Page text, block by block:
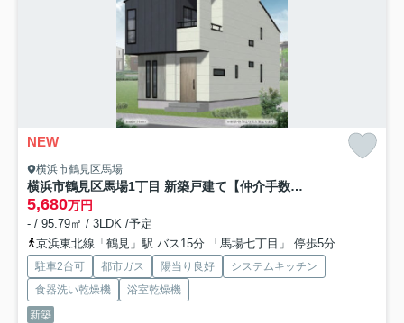
NEW
横浜市鶴見区馬場
横浜市鶴見区馬場1丁目 新築戸建て【仲介手数料無料】カースペース2台
5,680万円
- / 95.79㎡ / 3LDK /予定
京浜東北線「鶴見」駅 バス15分 「馬場七丁目」 停歩5分
駐車2台可 都市ガス 陽当り良好
システムキッチン
食器洗い乾燥機
浴室乾燥機
新築